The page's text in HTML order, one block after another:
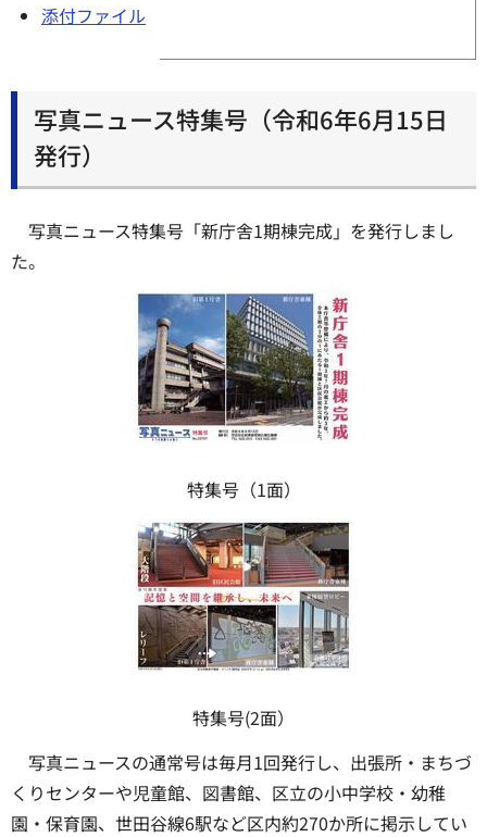
添付ファイル
写真ニュース特集号（令和6年6月15日
発行）
写真ニュース特集号「新庁舎1期棟完成」を発行しまし
た。
特集号（1面）
特集号(2面）
写真ニュースの通常号は毎月1回発行し、出張所・まちづ
くりセンターや児童館、図書館、区立の小中学校・幼稚
園・保育園、世田谷線6駅など区内約270か所に掲示してい